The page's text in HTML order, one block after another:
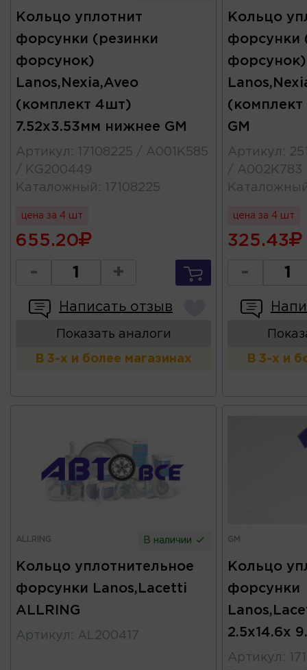
Кольцо уплотнит
форсунки (резинки
форсунок)
Lanos,Nexia,Aveo
(комплект 4шт)
7.52х3.53мм нижнее GM
Артикул :
17108225 / A001K585
/ KG200449
Каталожный : 17108225
цена за 4 шт
655.20
- +
Написать отзыв
Показать аналоги
В 3-х и более магазинах
Кольцо
форсунки
форсунок)
GM
Артикул :
/ A002K783
цена за 4 шт
325.43
-
В 3-х и
ALLRING В наличии
Кольцо уплотнительное
форсунки Lanos,Lacetti
ALLRING
Артикул : AL200417
GM
Кольцо
форсунки
2.5х14.6х
Артикул :